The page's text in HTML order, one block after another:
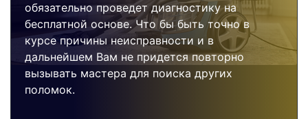
обязательно проведет диагностику на
бесплатной основе. Что бы быть точно в
курсе причины неисправности и в
дальнейшем Вам не придется повторно
вызывать мастера для поиска других
поломок.